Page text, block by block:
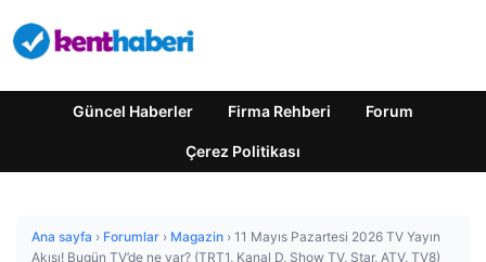
Güncel Haberler Firma Rehberi Forum
Çerez Politikası
Ana sayfa › Forumlar › Magazin › 11 Mayıs Pazartesi 2026 TV Yayın
Akışı! Bugün TV’de ne var? (TRT1, Kanal D, Show TV, Star, ATV, TV8)